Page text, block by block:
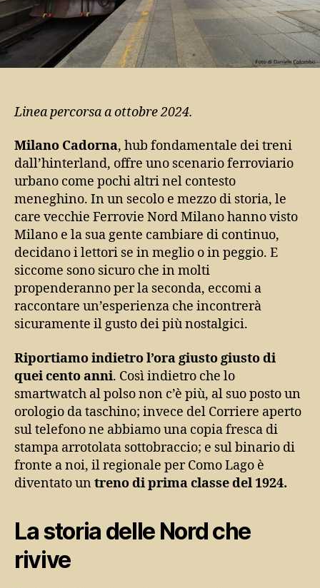
Linea percorsa a ottobre 2024.
Milano Cadorna, hub fondamentale dei treni
dall’hinterland, offre uno scenario ferroviario
urbano come pochi altri nel contesto
meneghino. In un secolo e mezzo di storia, le
care vecchie Ferrovie Nord Milano hanno visto
Milano e la sua gente cambiare di continuo,
decidano i lettori se in meglio o in peggio. E
siccome sono sicuro che in molti
propenderanno per la seconda, eccomi a
raccontare un’esperienza che incontrerà
sicuramente il gusto dei più nostalgici.
Riportiamo indietro l’ora giusto giusto di
quei cento anni. Così indietro che lo
smartwatch al polso non c’è più, al suo posto un
orologio da taschino; invece del Corriere aperto
sul telefono ne abbiamo una copia fresca di
stampa arrotolata sottobraccio; e sul binario di
fronte a noi, il regionale per Como Lago è
diventato un treno di prima classe del 1924.
La storia delle Nord che
rivive